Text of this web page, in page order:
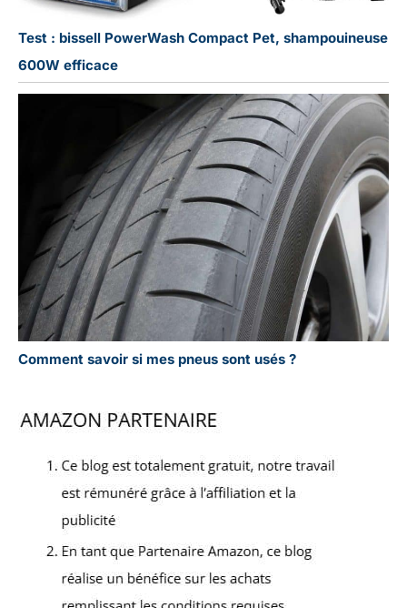
Test : bissell PowerWash Compact Pet, shampouineuse
600W efficace
Comment savoir si mes pneus sont usés ?